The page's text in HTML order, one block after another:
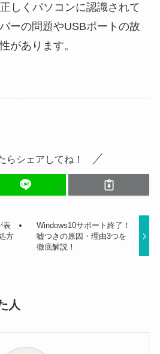
しくパソコンに認識されて
ーの問題やUSBポートの故
があります。
らシェアしてね！
表
方
Windows10サポート終了！
嘘つきの原因・理由3つを
徹底解説！
人